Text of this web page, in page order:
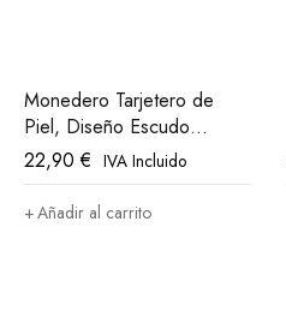
Monedero Tarjetero de
Piel, Diseño Escudo
Athletic Club Bilbao
22,90€ IVA Incluido
Añadir al carrito